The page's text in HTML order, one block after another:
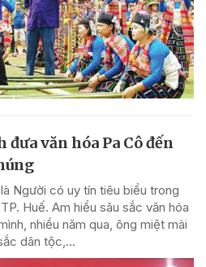
văn hóa Pa Cô đến
Người có uy tín tiêu biểu trong
Huế. Am hiểu sâu sắc văn hóa
nhiều năm qua, ông miệt mài
dân tộc,...